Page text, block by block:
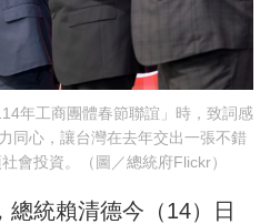
年工商團體春節聯誼」時，致詞感
同心，讓台灣在去年交出一張不錯
會投資。（圖／總統府Flickr）
總統賴清德今（14）日